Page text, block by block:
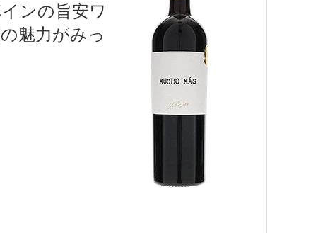
ンの旨安ワ
魅力がみっ